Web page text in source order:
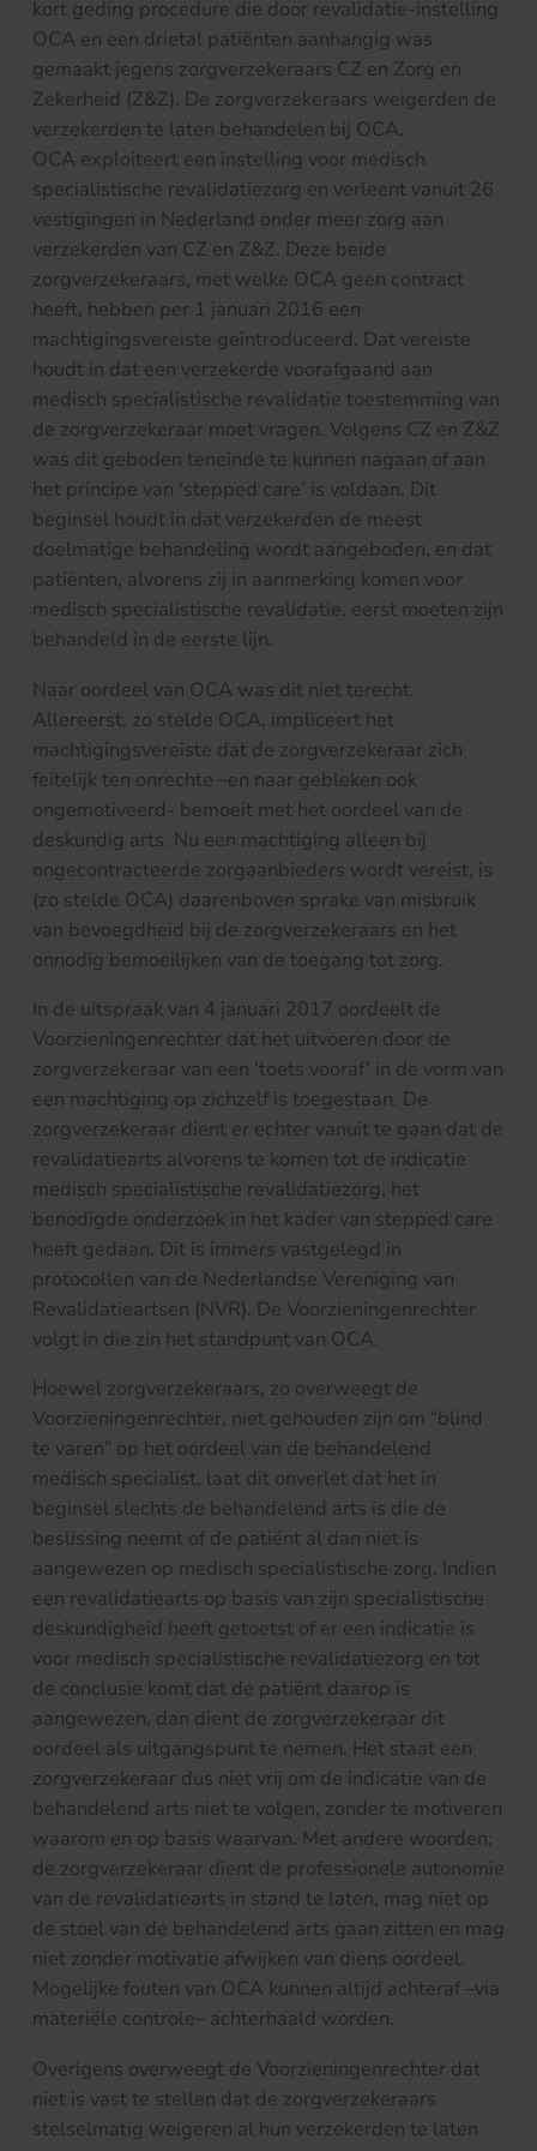
kort geding procedure die door revalidatie-instelling
OCA en een drietal patiënten aanhangig was
gemaakt jegens zorgverzekeraars CZ en Zorg en
Zekerheid (Z&Z). De zorgverzekeraars weigerden de
verzekerden te laten behandelen bij OCA.
OCA exploiteert een instelling voor medisch
specialistische revalidatiezorg en verleent vanuit 26
vestigingen in Nederland onder meer zorg aan
verzekerden van CZ en Z&Z. Deze beide
zorgverzekeraars, met welke OCA geen contract
heeft, hebben per 1 januari 2016 een
machtigingsvereiste geïntroduceerd. Dat vereiste
houdt in dat een verzekerde voorafgaand aan
medisch specialistische revalidatie toestemming van
de zorgverzekeraar moet vragen. Volgens CZ en Z&Z
was dit geboden teneinde te kunnen nagaan of aan
het principe van ‘stepped care’ is voldaan. Dit
beginsel houdt in dat verzekerden de meest
doelmatige behandeling wordt aangeboden, en dat
patiënten, alvorens zij in aanmerking komen voor
medisch specialistische revalidatie, eerst moeten zijn
behandeld in de eerste lijn.
Naar oordeel van OCA was dit niet terecht.
Allereerst, zo stelde OCA, impliceert het
machtigingsvereiste dat de zorgverzekeraar zich
feitelijk ten onrechte –en naar gebleken ook
ongemotiveerd- bemoeit met het oordeel van de
deskundig arts. Nu een machtiging alleen bij
ongecontracteerde zorgaanbieders wordt vereist, is
(zo stelde OCA) daarenboven sprake van misbruik
van bevoegdheid bij de zorgverzekeraars en het
onnodig bemoeilijken van de toegang tot zorg.
In de uitspraak van 4 januari 2017 oordeelt de
Voorzieningenrechter dat het uitvoeren door de
zorgverzekeraar van een ‘toets vooraf’ in de vorm van
een machtiging op zichzelf is toegestaan. De
zorgverzekeraar dient er echter vanuit te gaan dat de
revalidatiearts alvorens te komen tot de indicatie
medisch specialistische revalidatiezorg, het
benodigde onderzoek in het kader van stepped care
heeft gedaan. Dit is immers vastgelegd in
protocollen van de Nederlandse Vereniging van
Revalidatieartsen (NVR). De Voorzieningenrechter
volgt in die zin het standpunt van OCA.
Hoewel zorgverzekeraars, zo overweegt de
Voorzieningenrechter, niet gehouden zijn om “blind
te varen” op het oordeel van de behandelend
medisch specialist, laat dit onverlet dat het in
beginsel slechts de behandelend arts is die de
beslissing neemt of de patiënt al dan niet is
aangewezen op medisch specialistische zorg. Indien
een revalidatiearts op basis van zijn specialistische
deskundigheid heeft getoetst of er een indicatie is
voor medisch specialistische revalidatiezorg en tot
de conclusie komt dat de patiënt daarop is
aangewezen, dan dient de zorgverzekeraar dit
oordeel als uitgangspunt te nemen. Het staat een
zorgverzekeraar dus niet vrij om de indicatie van de
behandelend arts niet te volgen, zonder te motiveren
waarom en op basis waarvan. Met andere woorden:
de zorgverzekeraar dient de professionele autonomie
van de revalidatiearts in stand te laten, mag niet op
de stoel van de behandelend arts gaan zitten en mag
niet zonder motivatie afwijken van diens oordeel.
Mogelijke fouten van OCA kunnen altijd achteraf –via
materiële controle– achterhaald worden.
Overigens overweegt de Voorzieningenrechter dat
niet is vast te stellen dat de zorgverzekeraars
stelselmatig weigeren al hun verzekerden te laten